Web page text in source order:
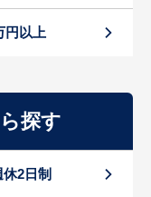
円以上
探す
2日制